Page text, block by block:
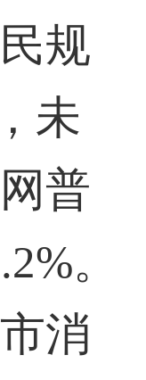
规
未
普
。
消